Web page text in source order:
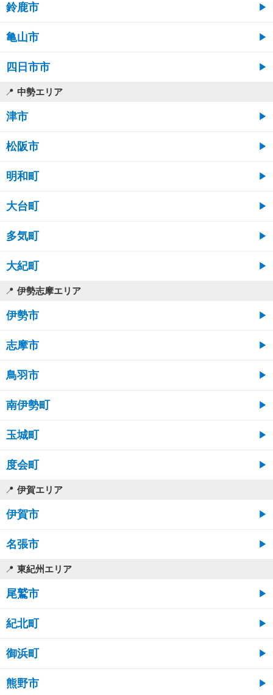
鈴鹿市
亀山市
四日市市
中勢エリア
津市
松阪市
明和町
大台町
多気町
大紀町
伊勢志摩エリア
伊勢市
志摩市
鳥羽市
南伊勢町
玉城町
度会町
伊賀エリア
伊賀市
名張市
東紀州エリア
尾鷲市
紀北町
御浜町
熊野市